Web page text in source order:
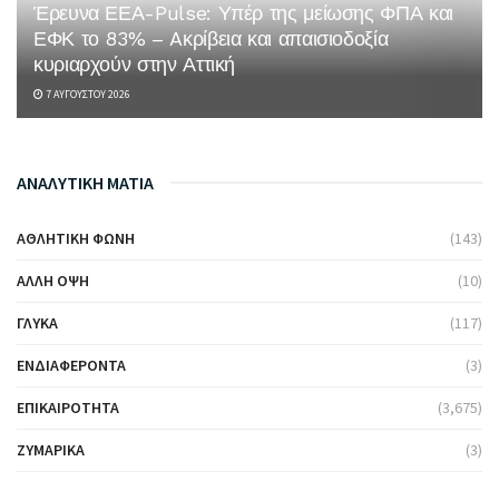
Έρευνα ΕΕΑ-Pulse: Υπέρ της μείωσης ΦΠΑ και
ΕΦΚ το 83% – Aκρίβεια και απαισιοδοξία
κυριαρχούν στην Αττική
7 ΑΥΓΟΎΣΤΟΥ 2026
ΑΝΑΛΥΤΙΚΗ ΜΑΤΙΑ
ΑΘΛΗΤΙΚΉ ΦΩΝΉ (143)
ΆΛΛΗ ΌΨΗ (10)
ΓΛΥΚΆ (117)
ΕΝΔΙΑΦΈΡΟΝΤΑ (3)
ΕΠΙΚΑΙΡΌΤΗΤΑ (3,675)
ΖΥΜΑΡΙΚΆ (3)